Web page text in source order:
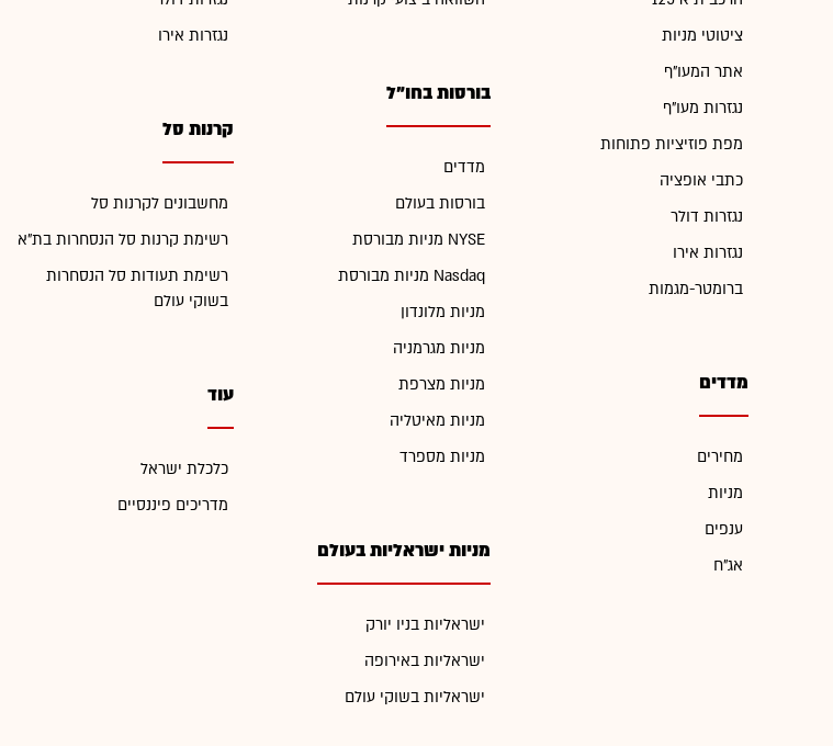
ציטוטי מניות
אתר המעו"ף
נגזרות מעו"ף
מפת פוזיציות פתוחות
כתבי אופציה
נגזרות דולר
נגזרות אירו
ברומטר-מגמות
מדדים
מחירים
מניות
ענפים
אג"ח
בורסות בחו"ל
מדדים
בורסות בעולם
מניות מבורסת NYSE
מניות מבורסת Nasdaq
מניות מלונדון
מניות מגרמניה
מניות מצרפת
מניות מאיטליה
מניות מספרד
מניות ישראליות בעולם
ישראליות בניו יורק
ישראליות באירופה
ישראליות בשוקי עולם
נגזרות אירו
קרנות סל
מחשבונים לקרנות סל
רשימת קרנות סל הנסחרות בת"א
רשימת תעודות סל הנסחרות
בשוקי עולם
עוד
כלכלת ישראל
מדריכים פיננסיים